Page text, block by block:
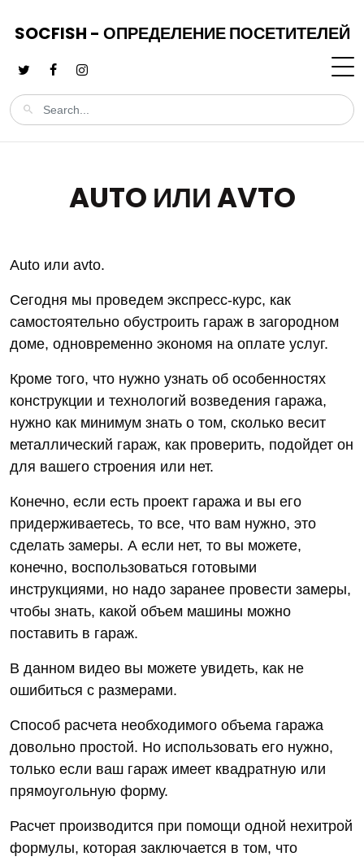
SOCFISH - ОПРЕДЕЛЕНИЕ ПОСЕТИТЕЛЕЙ
AUTO ИЛИ AVTO
Auto или avto.
Сегодня мы проведем экспресс-курс, как
самостоятельно обустроить гараж в загородном
доме, одновременно экономя на оплате услуг.
Кроме того, что нужно узнать об особенностях
конструкции и технологий возведения гаража,
нужно как минимум знать о том, сколько весит
металлический гараж, как проверить, подойдет он
для вашего строения или нет.
Конечно, если есть проект гаража и вы его
придерживаетесь, то все, что вам нужно, это
сделать замеры. А если нет, то вы можете,
конечно, воспользоваться готовыми
инструкциями, но надо заранее провести замеры,
чтобы знать, какой объем машины можно
поставить в гараж.
В данном видео вы можете увидеть, как не
ошибиться с размерами.
Способ расчета необходимого объема гаража
довольно простой. Но использовать его нужно,
только если ваш гараж имеет квадратную или
прямоугольную форму.
Расчет производится при помощи одной нехитрой
формулы, которая заключается в том, что